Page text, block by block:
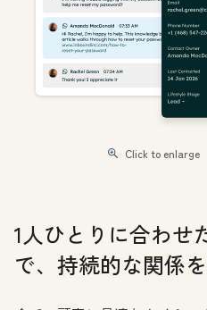
Click to enlarge
1人ひとりに合わせ
で、持続的な関係